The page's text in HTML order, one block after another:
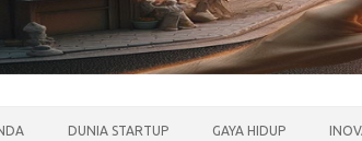
DUNIA STARTUP GAYA HIDUP